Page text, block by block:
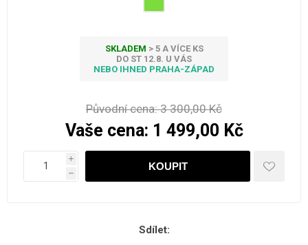
SKLADEM > 5 A VÍCE KS
DO ST 12.8. U VÁS
NEBO IHNED PRAHA-ZÁPAD
Původní cena: 3 300,00 Kč
Vaše cena: 1 499,00 Kč
i
h
Sdílet: